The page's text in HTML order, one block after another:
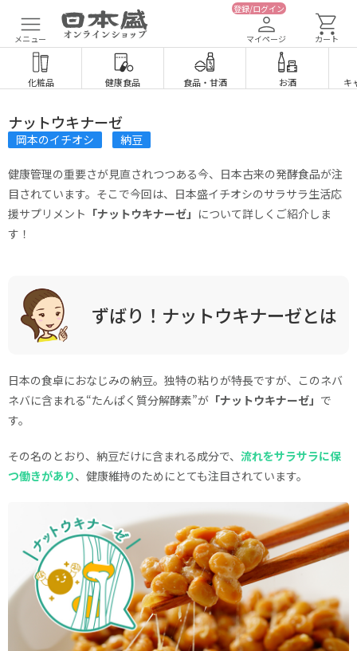
メニュー
登録/ログイン
マイページ カート
化粧品 健康食品 食品・ 甘酒 お酒 キ
ナットウキナーゼ
岡本のイチオシ 納豆
健康管理の重要さが見直されつつある今、日本古来の発酵食品が注
目されています。そこで今回は、日本盛イチオシのサラサラ生活応
援サプリメント 「ナットウキナーゼ」 について詳しくご紹介しま
す！
ずばり！ナットウキナーゼとは
日本の食卓におなじみの納豆。独特の粘りが特長ですが、このネバ
ネバに含まれる“たんぱく質分解酵素”が 「ナットウキナーゼ」 で
す。
その名のとおり、納豆だけに含まれる成分で、 流れをサラサラに保
つ働きがあり、健康維持のためにとても注目されています。